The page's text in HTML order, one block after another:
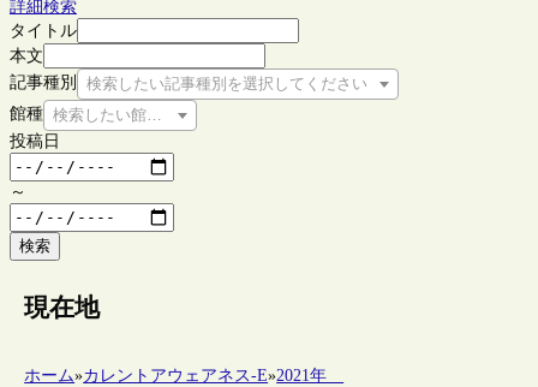
詳細検索
タイトル
本文
記事種別
検索したい記事種別を選択してください
館種 検索したい館種を選択してください
投稿日
～
検索
現在地
ホーム»カレントアウェアネス-E»2021年